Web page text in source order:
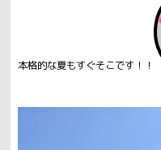
本格的な夏もすぐそこです！！